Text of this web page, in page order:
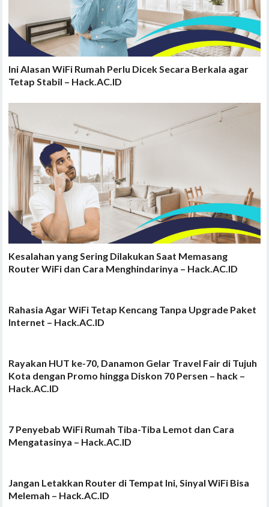
Ini Alasan WiFi Rumah Perlu Dicek Secara Berkala agar
Tetap Stabil – Hack.AC.ID
Kesalahan yang Sering Dilakukan Saat Memasang
Router WiFi dan Cara Menghindarinya – Hack.AC.ID
Rahasia Agar WiFi Tetap Kencang Tanpa Upgrade Paket
Internet – Hack.AC.ID
Rayakan HUT ke-70, Danamon Gelar Travel Fair di Tujuh
Kota dengan Promo hingga Diskon 70 Persen – hack –
Hack.AC.ID
7 Penyebab WiFi Rumah Tiba-Tiba Lemot dan Cara
Mengatasinya – Hack.AC.ID
Jangan Letakkan Router di Tempat Ini, Sinyal WiFi Bisa
Melemah – Hack.AC.ID